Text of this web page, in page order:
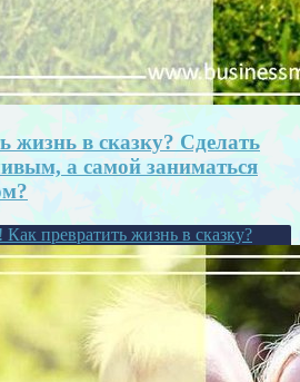
жизнь в сказку? Сделать
а самой заниматься
превратить жизнь в сказку?